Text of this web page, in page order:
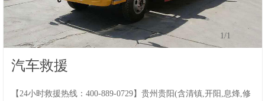
1/1
汽车救援
【24小时救援热线：400-889-0729】贵州贵阳(含清镇,开阳,息烽,修